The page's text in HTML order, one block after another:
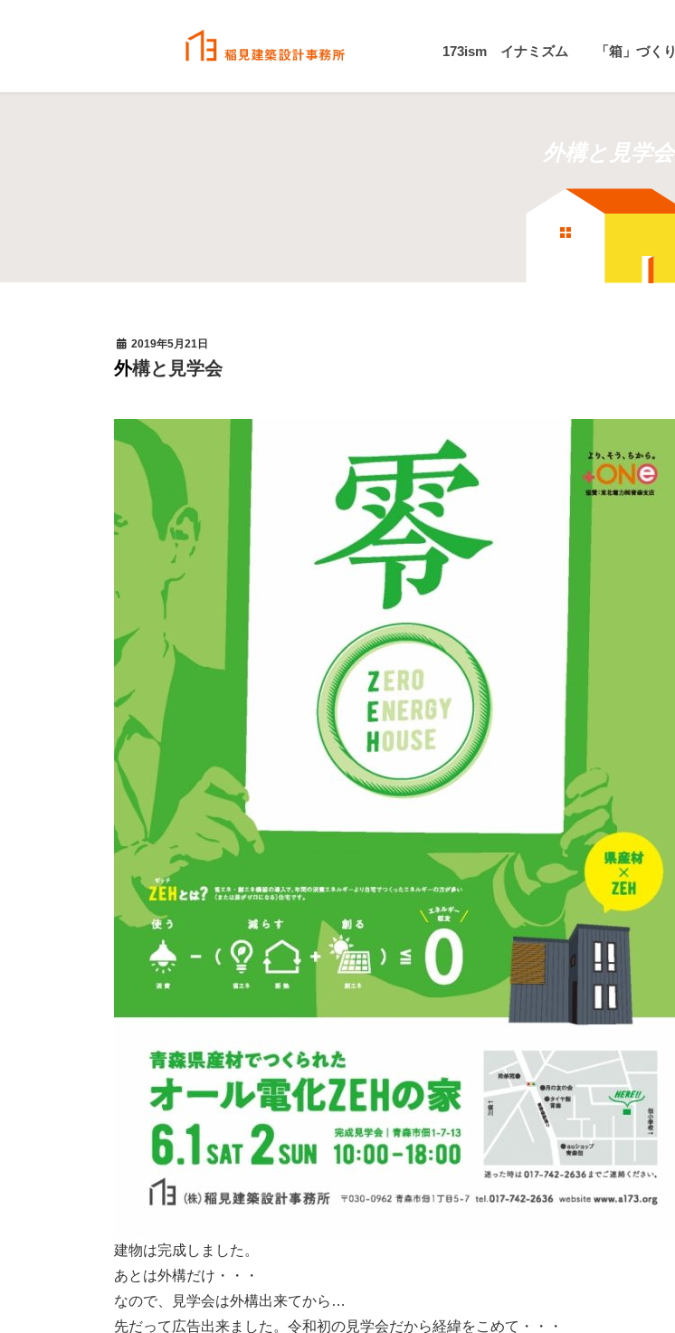
173ism イナミズム 「箱」づくり
外構と見学会
2019年5月21日
外構と見学会
建物は完成しました。
あとは外構だけ・・・
なので、見学会は外構出来てから…
先だって広告出来ました。令和初の見学会だから経緯をこめて・・・